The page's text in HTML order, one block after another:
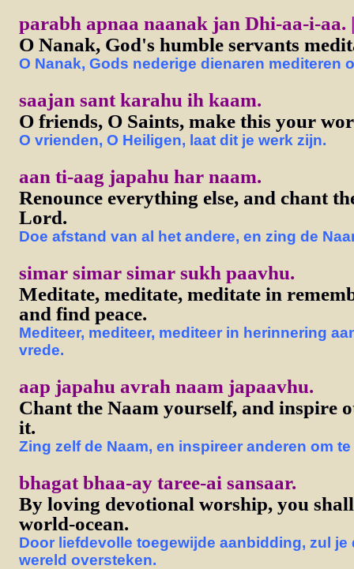
parabh apnaa naanak jan Dhi-aa-i-aa.
O Nanak, God's humble servants
O Nanak, Gods nederige dienaren mediteren
saajan sant karahu ih kaam.
O friends, O Saints, make this your
O vrienden, O Heiligen, laat dit je werk zijn.
aan ti-aag japahu har naam.
Renounce everything else, and chant
Lord.
Doe afstand van al het andere, en zing de
simar simar simar sukh paavhu.
Meditate, meditate, meditate in
and find peace.
Mediteer, mediteer, mediteer in herinnering
vrede.
aap japahu avrah naam japaavhu.
Chant the Naam yourself, and inspire
it.
Zing zelf de Naam, en inspireer anderen om
bhagat bhaa-ay taree-ai sansaar.
By loving devotional worship, you
world-ocean.
Door liefdevolle toegewijde aanbidding, zul je
wereld oversteken.